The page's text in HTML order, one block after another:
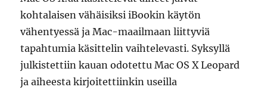
kohtalaisen vähäisiksi iBookin käytön
vähentyessä ja Mac-maailmaan liittyviä
tapahtumia käsittelin vaihtelevasti. Syksyllä
julkistettiin kauan odotettu Mac OS X Leopard
ja aiheesta kirjoitettiinkin useilla